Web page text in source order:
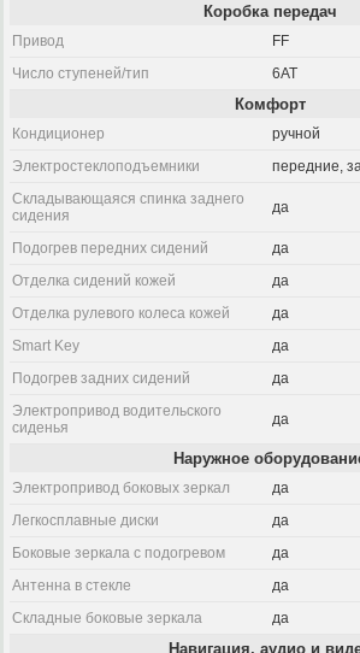
Коробка передач
Привод
FF
Число ступеней/тип
6AT
Комфорт
Кондиционер
ручной
Электростеклоподъемники
передние,
Складывающаяся спинка заднего
сидения
да
Подогрев передних сидений
да
Отделка сидений кожей
да
Отделка рулевого колеса кожей
да
Smart Key
да
Подогрев задних сидений
да
Электропривод водительского
сиденья
да
Наружное
Электропривод боковых зеркал
да
Легкосплавные диски
да
Боковые зеркала с подогревом
да
Антенна в стекле
да
Складные боковые зеркала
да
Навигация, аудио и